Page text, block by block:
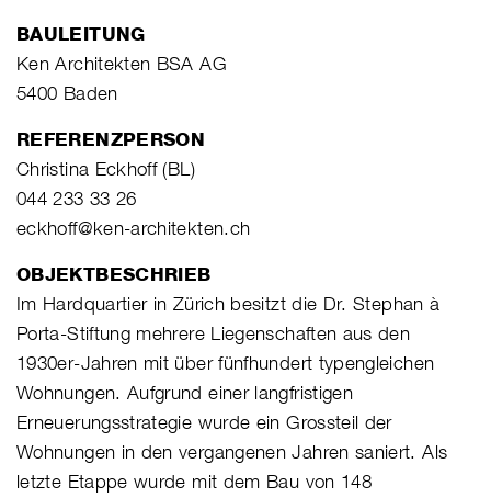
BAULEITUNG
Ken Architekten BSA AG
5400 Baden
REFERENZPERSON
Christina Eckhoff (BL)
044 233 33 26
eckhoff@ken-architekten.ch
OBJEKTBESCHRIEB
Im Hardquartier in Zürich besitzt die Dr. Stephan à
Porta-Stiftung mehrere Liegenschaften aus den
1930er-Jahren mit über fünfhundert typengleichen
Wohnungen. Aufgrund einer langfristigen
Erneuerungsstrategie wurde ein Grossteil der
Wohnungen in den vergangenen Jahren saniert. Als
letzte Etappe wurde mit dem Bau von 148